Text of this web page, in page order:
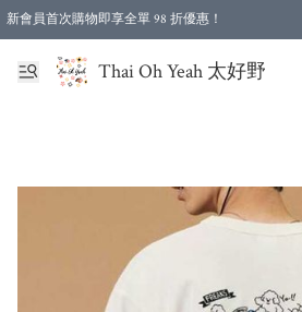
新會員首次購物即享全單 98 折優惠！
特選會員可享全單低至 96 折優惠！
Thai Oh Yeah 太好野